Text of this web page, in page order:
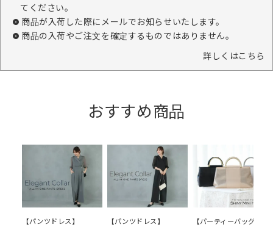
てください。
商品が入荷した際にメールでお知らせいたします。
商品の入荷やご注文を確定するものではありません。
詳しくはこちら
おすすめ商品
【パンツドレス】 【パンツドレス】
【パーティーバッグ 結婚